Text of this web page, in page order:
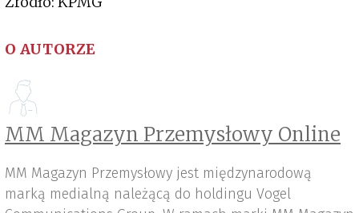
O AUTORZE
MM Magazyn Przemysłowy Online
MM Magazyn Przemysłowy jest międzynarodową
marką medialną należącą do holdingu Vogel